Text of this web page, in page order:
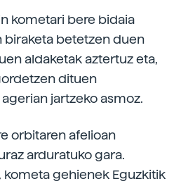
kometari bere bidaia
biraketa betetzen duen
aldaketak aztertuz eta,
dituen
jartzeko asmoz.
orbitaren afelioan
arduratuko gara.
gehienek Eguzkitik